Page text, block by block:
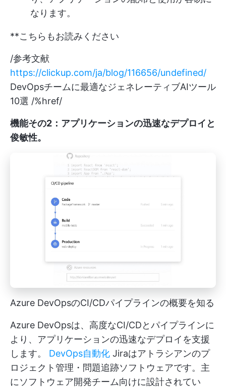
なります。
**こちらもお読みください
/参考文献
https://clickup.com/ja/blog/116656/undefined/
DevOpsチームに最適なジェネレーティブAIツール
10選 /%href/
機能その2：アプリケーションの迅速なデプロイと
俊敏性。
Azure DevOpsのCI/CDパイプラインの概要を知る
Azure DevOpsは、高度なCI/CDとパイプラインに
より、アプリケーションの迅速なデプロイを支援
します。 DevOps自動化 Jiraはアトラシアンのプ
ロジェクト管理・問題追跡ソフトウェアです。主
にソフトウェア開発チーム向けに設計されてい